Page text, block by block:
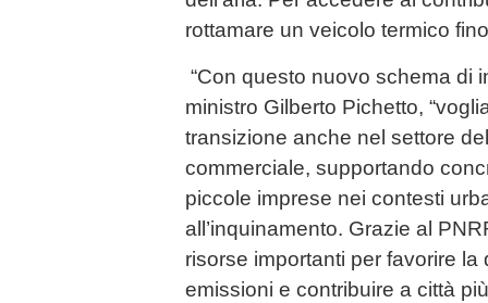
rottamare un veicolo termico
“Con questo nuovo schema di
ministro Gilberto Pichetto,
transizione anche nel settore
commerciale, supportando
piccole imprese nei contesti
all’inquinamento. Grazie al
risorse importanti per favorire
emissioni e contribuire a città